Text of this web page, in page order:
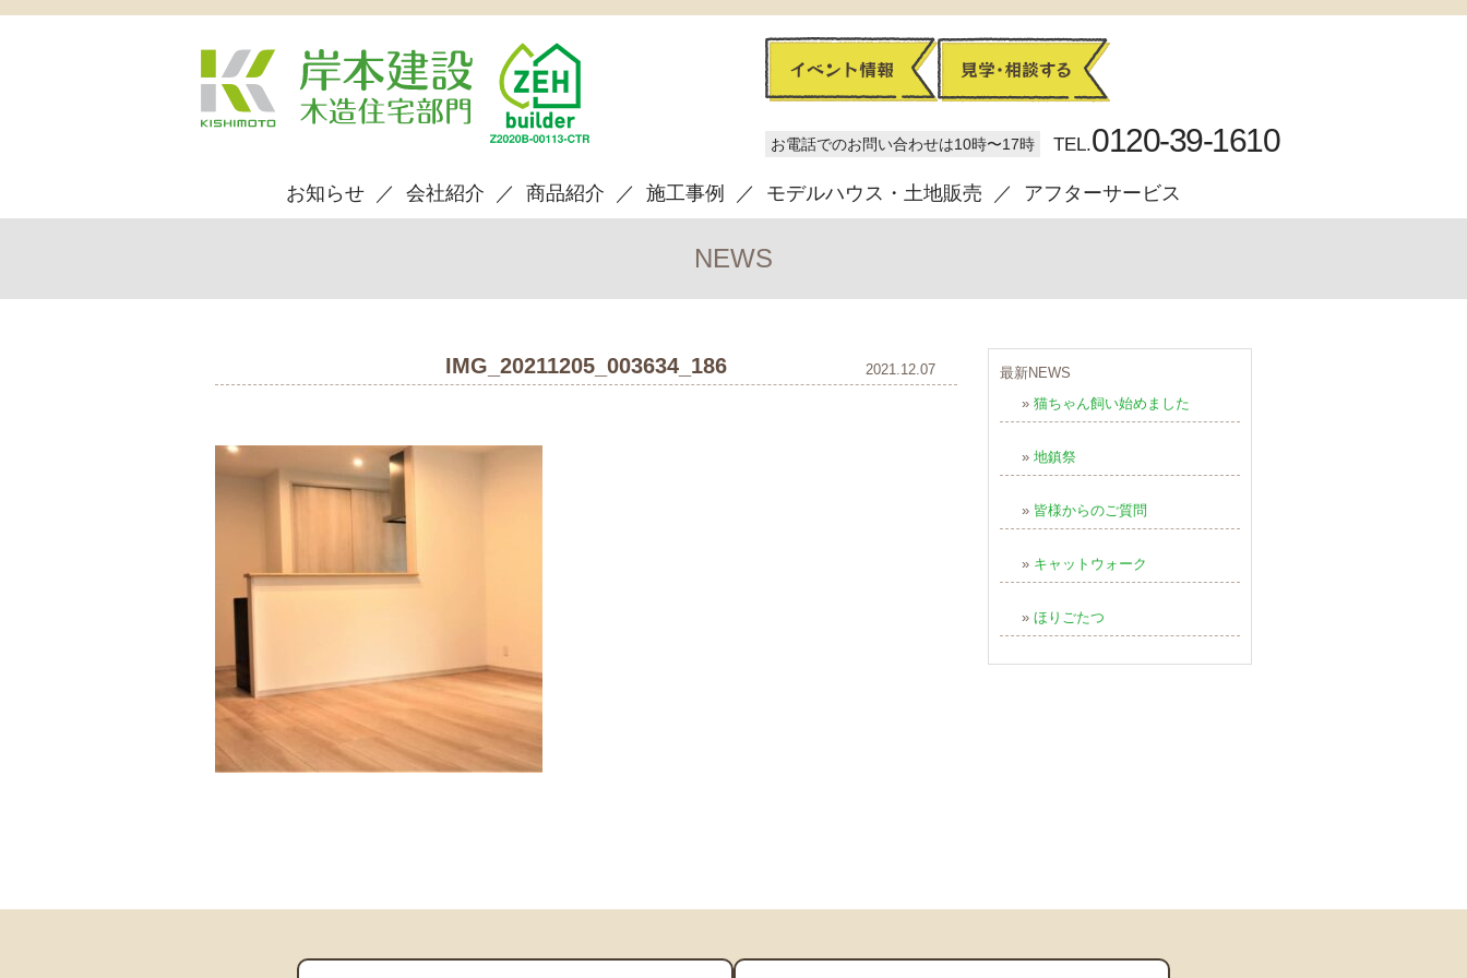
お電話でのお問い合わせは10時〜17時 TEL.0120-39-1610
お知らせ 会社紹介 商品紹介 施工事例 モデルハウス・土地販売 アフターサービス
NEWS
IMG_20211205_003634_186 2021.12.07
最新NEWS
» 猫ちゃん飼い始めました
» 地鎮祭
» 皆様からのご質問
» キャットウォーク
» ほりごたつ